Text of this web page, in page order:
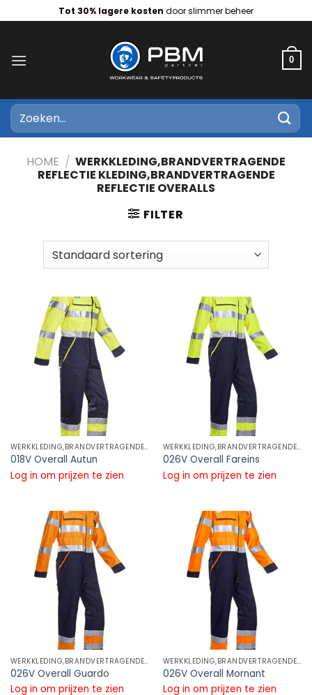
naar
Tot 30% lagere kosten door slimmer beheer
0
Zoeken
naar:
HOME / WERKKLEDING,BRANDVERTRAGENDE
REFLECTIE KLEDING,BRANDVERTRAGENDE
REFLECTIE OVERALLS
FILTER
WERKKLEDING,BRANDVERTRAGENDE REFLECTIE KLEDING,BRANDVERTRAGENDE REFLECTIE OVERALLS
018V Overall Autun
Log in om prijzen te zien
WERKKLEDING,BRANDVERTRAGENDE REFLECTIE KLEDING,BRANDVERTRAGENDE REFLECTIE OVERALLS
026V Overall Fareins
Log in om prijzen te zien
WERKKLEDING,BRANDVERTRAGENDE REFLECTIE KLEDING,BRANDVERTRAGENDE REFLECTIE OVERALLS
026V Overall Guardo
Log in om prijzen te zien
WERKKLEDING,BRANDVERTRAGENDE REFLECTIE KLEDING,BRANDVERTRAGENDE REFLECTIE OVERALLS
026V Overall Mornant
Log in om prijzen te zien